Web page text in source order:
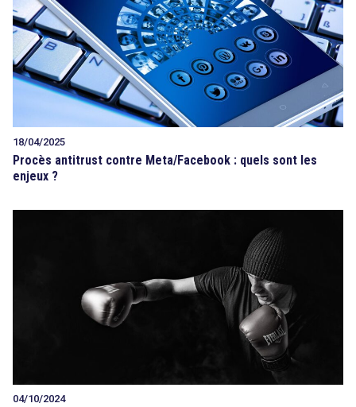
18/04/2025
Procès antitrust contre Meta/Facebook : quels sont les
enjeux ?
04/10/2024